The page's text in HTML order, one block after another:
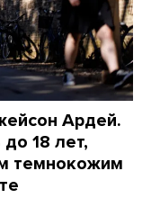
Ардей.
18 лет,
темнокожим